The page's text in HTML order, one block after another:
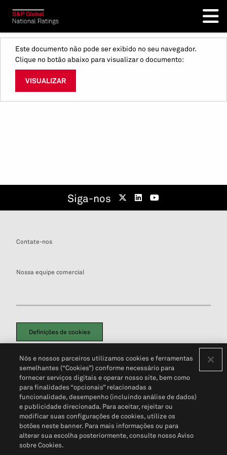
Este documento não pode ser exibido no seu navegador.
Clique no botão abaixo para visualizar o documento:
VISUALIZAR
Siga-nos
Contate-nos
Nossa equipe comercial
Definições de cookies
Política de PrivacidadePortal de privacidade do cliente (em inglês)
Não Venda Minhas Informações Pessoais© 2026 S&P Global
Nós e nossos parceiros utilizamos cookies e ferramentas
semelhantes (“Cookies”) conforme necessário para
fornecer serviços digitais e operar nosso site, bem como
para finalidades “opcionais” relacionadas a
funcionalidade, desempenho (incluindo análise de dados)
e publicidade direcionada. Para aceitar, rejeitar ou
modificar suas configurações de cookies, utilize os
botões neste banner. Para mais informações ou para
alterar sua escolha posteriormente, consulte nosso Aviso
sobre Cookies.